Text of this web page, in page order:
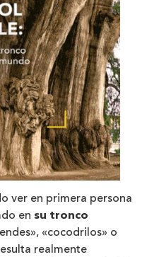
ver en primera persona
en su tronco
«cocodrilos» o
realmente